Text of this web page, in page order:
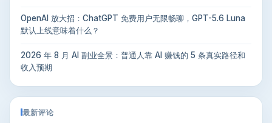
OpenAI 放大招：ChatGPT 免费用户无限畅聊，GPT-5.6 Luna
默认上线意味着什么？
2026 年 8 月 AI 副业全景：普通人靠 AI 赚钱的 5 条真实路径和
收入预期
最新评论